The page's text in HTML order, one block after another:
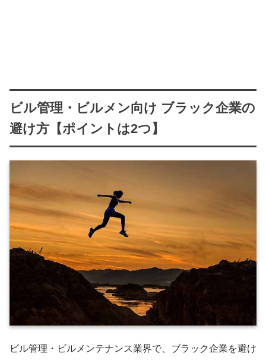
ビル管理・ビルメン向け ブラック企業の
避け方【ポイントは2つ】
ビル管理・ビルメンテナンス業界で、ブラック企業を避け